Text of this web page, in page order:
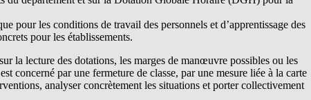
pour les conditions de travail des personnels et d’apprentissage des
pour les établissements.
la lecture des dotations, les marges de manœuvre possibles ou les
concerné par une fermeture de classe, par une mesure liée à la carte
analyser concrètement les situations et porter collectivement